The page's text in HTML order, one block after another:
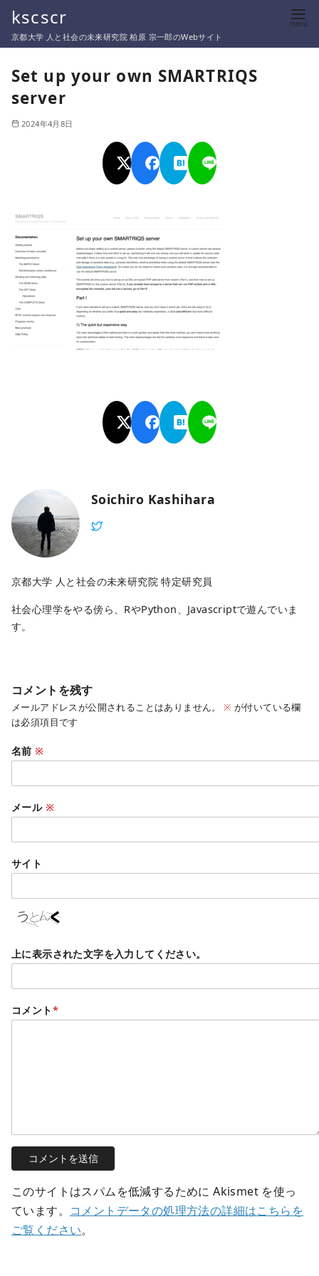
テ
kscscr
京都大学 人と社会の未来研究院 柏原 宗一郎のWebサイト
Set up your own SMARTRIQS
server
2024年4月8日
Soichiro Kashihara
京都大学 人と社会の未来研究院 特定研究員
社会心理学をやる傍ら、RやPython、Javascriptで遊んでいま
す。
コメントを残す
メールアドレスが公開されることはありません。 ※ が付いている欄
は必須項目です
名前※
メール ※
サイト
上に表示された文字を入力してください。
コメント*
このサイトはスパムを低減するために Akismet を使っ
ています。 コメントデータの処理方法の詳細はこちらを
ご覧ください。